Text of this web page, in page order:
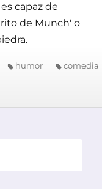
capaz de
de Munch' o
humor comedia